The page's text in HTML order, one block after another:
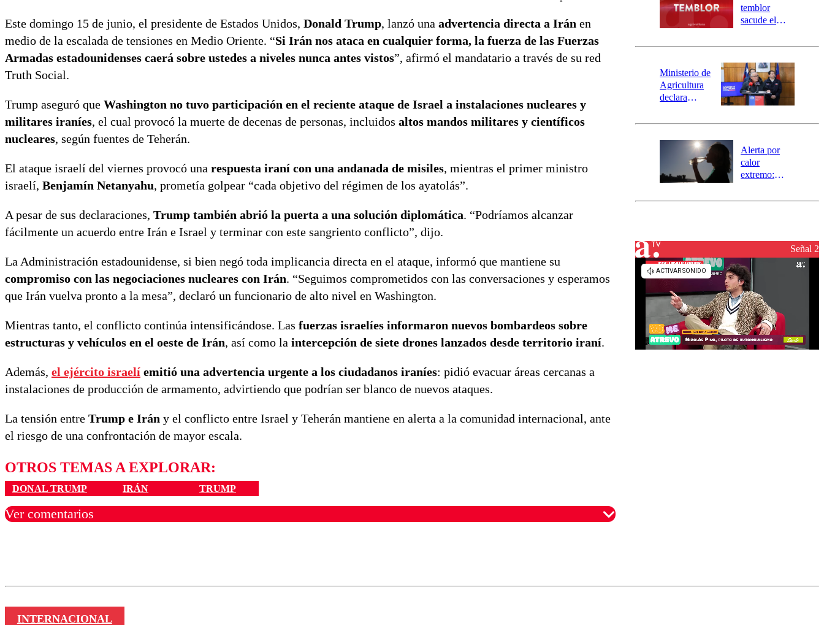
Este domingo 15 de junio, el presidente de Estados Unidos, Donald Trump, lanzó una advertencia directa a Irán en
medio de la escalada de tensiones en Medio Oriente. “Si Irán nos ataca en cualquier forma, la fuerza de las Fuerzas
Armadas estadounidenses caerá sobre ustedes a niveles nunca antes vistos”, afirmó el mandatario a través de su red
Truth Social.
Trump aseguró que Washington no tuvo participación en el reciente ataque de Israel a instalaciones nucleares y
militares iraníes, el cual provocó la muerte de decenas de personas, incluidos altos mandos militares y científicos
nucleares, según fuentes de Teherán.
El ataque israelí del viernes provocó una respuesta iraní con una andanada de misiles, mientras el primer ministro
israelí, Benjamín Netanyahu, prometía golpear “cada objetivo del régimen de los ayatolás”.
A pesar de sus declaraciones, Trump también abrió la puerta a una solución diplomática. “Podríamos alcanzar
fácilmente un acuerdo entre Irán e Israel y terminar con este sangriento conflicto”, dijo.
La Administración estadounidense, si bien negó toda implicancia directa en el ataque, informó que mantiene su
compromiso con las negociaciones nucleares con Irán. “Seguimos comprometidos con las conversaciones y esperamos
que Irán vuelva pronto a la mesa”, declaró un funcionario de alto nivel en Washington.
Mientras tanto, el conflicto continúa intensificándose. Las fuerzas israelíes informaron nuevos bombardeos sobre
estructuras y vehículos en el oeste de Irán, así como la intercepción de siete drones lanzados desde territorio iraní.
Además, el ejército israelí emitió una advertencia urgente a los ciudadanos iraníes: pidió evacuar áreas cercanas a
instalaciones de producción de armamento, advirtiendo que podrían ser blanco de nuevos ataques.
La tensión entre Trump e Irán y el conflicto entre Israel y Teherán mantiene en alerta a la comunidad internacional, ante
el riesgo de una confrontación de mayor escala.
OTROS TEMAS A EXPLORAR:
DONAL TRUMP IRÁN TRUMP
Ver comentarios
activa
mensajería
SAE
temblor
sacude el
revisa la
epicentro
Ministerio de
Agricultura
declara
agrícola para
Alerta por
calor
extremo:
activa Alerta
Señal 2
INTERNACIONAL